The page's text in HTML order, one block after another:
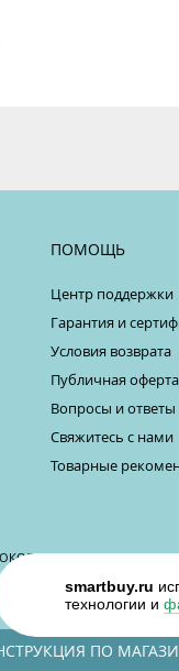
ПОМОЩЬ
Центр поддержки
Гарантия и
Условия возврата
Публичная оферта
Вопросы и ответы
Свяжитесь с нами
Товарные
ПО
smartbuy.ru
технологии и